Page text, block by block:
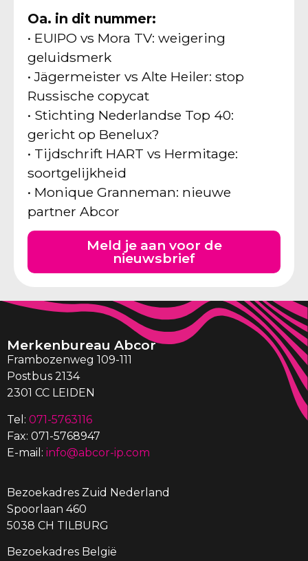
Oa. in dit nummer:
• EUIPO vs Mora TV: weigering
geluidsmerk
• Jägermeister vs Alte Heiler: stop
Russische copycat
• Stichting Nederlandse Top 40:
gericht op Benelux?
• Tijdschrift HART vs Hermitage:
soortgelijkheid
• Monique Granneman: nieuwe
partner Abcor
Meld je aan voor de
nieuwsbrief
Merkenbureau Abcor
Frambozenweg 109-111
Postbus 2134
2301 CC LEIDEN
Tel: 071-5763116
Fax: 071-5768947
E-mail: info@abcor-ip.com
Bezoekadres Zuid Nederland
Spoorlaan 460
5038 CH TILBURG
Bezoekadres België